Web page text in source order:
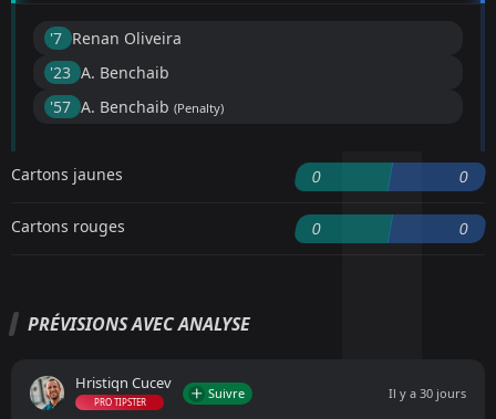
'7 ︎ Renan Oliveira
'23 ︎ A. Benchaib
'57 ︎ A. Benchaib (Penalty)
Cartons jaunes 0 0
Cartons rouges 0 0
PRÉVISIONS AVEC ANALYSE
Hristiqn Cucev
PRO TIPSTER
Suivre Il y a 30 jours